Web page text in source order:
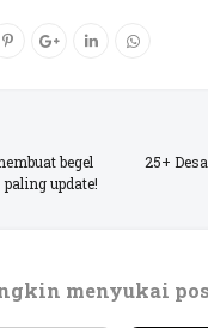
25+
begel
update!
menyukai